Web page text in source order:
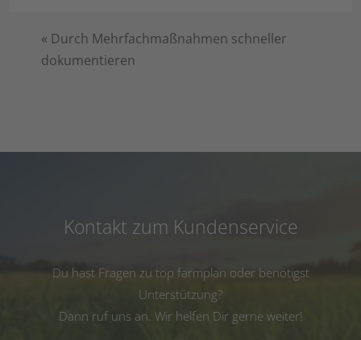
« Durch Mehrfachmaßnahmen schneller
dokumentieren
Kontakt zum Kundenservice
Du hast Fragen zu top farmplan oder benötigst
Unterstützung?
Dann ruf uns an. Wir helfen Dir gerne weiter!